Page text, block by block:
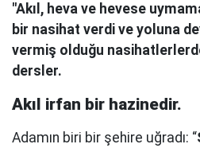
"Akıl, heva ve hevese
bir nasihat verdi ve yoluna
vermiş olduğu
dersler.
Akıl irfan bir hazinedir.
Adamın biri bir şehire uğradı: “